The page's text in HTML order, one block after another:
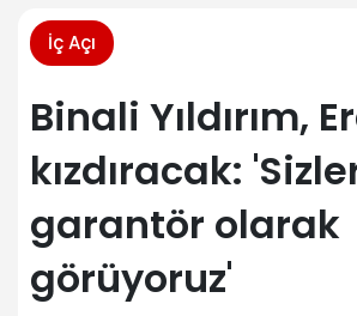
İç Açı
Binali Yıldırım,
kızdıracak:
garantör olarak
görüyoruz'